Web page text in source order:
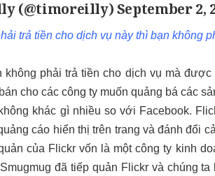
(@timoreilly)September 2,
trả tiền cho dịch vụ này thì bạn không
không phải trả tiền cho dịch vụ mà
cho các công ty muốn quảng bá các
khác gì nhiều so với Facebook.
cáo hiển thị trên trang và đánh đổi
của Flickr vốn là một công ty kinh
đã tiếp quản Flickr và chúng